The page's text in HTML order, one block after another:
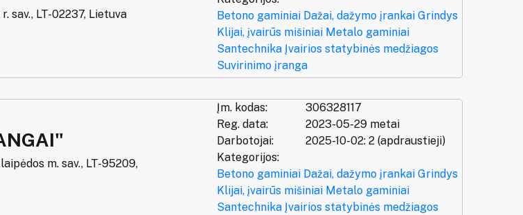
sav., LT-02237, Lietuva
Betono gaminiai Dažai, dažymo įrankai Grindys
Klijai, įvairūs mišiniai Metalo gaminiai
Santechnika Įvairios statybinės medžiagos
Suvirinimo įranga
m. sav., LT-95209,
Įm. kodas:
306328117
Reg. data:
2023-05-29 metai
Darbotojai:
2025-10-02: 2 (apdraustieji)
Kategorijos:
Betono gaminiai Dažai, dažymo įrankai Grindys
Klijai, įvairūs mišiniai Metalo gaminiai
Santechnika Įvairios statybinės medžiagos